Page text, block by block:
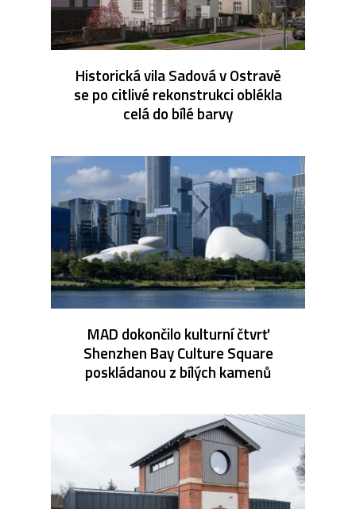
Historická vila Sadová v Ostravě
se po citlivé rekonstrukci oblékla
celá do bílé barvy
MAD dokončilo kulturní čtvrť
Shenzhen Bay Culture Square
poskládanou z bílých kamenů